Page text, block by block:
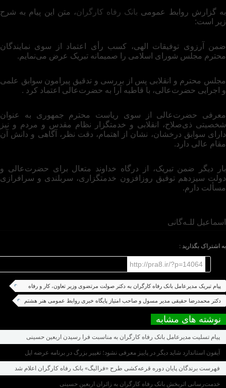
به گزارش روابط عمومی بانک رفاه کارگران، متن این پیام به شرح
زیر است:
ضمن آرزوی توفیقات الهی، کسب رأی اعتماد از سوی نمایندگان
محترم مجلس شورای اسلامی را صمیمانه تبریک عرض می‌نمایم.
مجلس محترم و انقلابی پس از بررسی و تدقیق پیرامون سوابق علمی
و اجرایی حضرت‌عالی، با قاطبه آرا به حضرت‌عالی اعتماد کرد .
معرفی حضرت‌عالی از سوی ریاست محترم جمهوری به عنوان
شخصیتی ذی‌صلاح، انقلابی و خدمتگزار نظام مقدس و مردم و نیز
دارای سوابق درخشان، نشان از اهتمام، دقت نظر، آگاهی و دانش آن
مقام عالی دارد.
بار دیگر ضمن تبریک، از درگاه خداوند متعال برای حضرت‌عالی و
دولت سیزدهم توفیق روزافزون خدمتگزاری، سربلندی و سرافرازی
مسألت دارم.
اسماعیل للـه‌گانی
به اشتراک بگذارید :
http://pra8.ir/?p=14064
پیام‌ تبریک مدیرعامل بانک رفاه کارگران به دکتر صولت مرتضوی وزیر تعاون، کار و رفاه
اجتماعی
دکتر محمدرضا حقیقی مدیر مسول و صاحب امتیاز پایگاه خبری روابط عمومی هنر هشتم
نوشته های مشابه
پیام تسلیت مدیرعامل بانک رفاه کارگران به مناسبت فرا رسیدن اربعین حسینی
آیفون استاندارد شاید دیگر در پاییز معرفی نشود؛ تغییر بزرگ در برنامه عرضه اپل
فهرست برندگان پایان دوره قرعه‌کشی طرح «فرالیگ» بانک رفاه کارگران اعلام شد
خدمت‌رسانی اثربخش بانک رفاه کارگران به زائران اربعین حسینی